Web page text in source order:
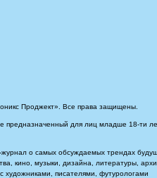
Проджект». Все права защищены.
предназначенный для лиц младше 18-ти
о самых обсуждаемых трендах
кино, музыки, дизайна, литературы,
художниками, писателями, футурологами